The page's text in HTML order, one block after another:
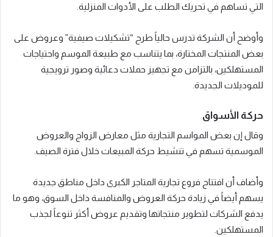
التي تساهم في تحريك الطلب على الأدوات المنزلية.
وأوضح أن الشركة تدرس حالياً طرح “تشكيلات صيفية” وعروض على
بعض المنتجات المختارة، بما يتناسب مع طبيعة الموسم واحتياجات
المستهلكين، بالتزامن مع تجهيز حملات دعائية وصور ترويجية
للموديلات الجديدة.
حركة الأسواق
وقال إن بعض المواسم التجارية مثل معارض الزواج والعروض
الموسمية تسهم في تنشيط حركة المبيعات خلال فترة الصيف.
وأضاف أن افتتاح فروع تجارية المتاجر الكبرى داخل مناطق جديدة
يسهم أيضاً في زيادة حركة العروض والمنافسة داخل السوق، وهو ما
يدفع الشركات لتطوير منتجاتها وتقديم عروض أكثر تنوعاً لجذب
المستهلكين.